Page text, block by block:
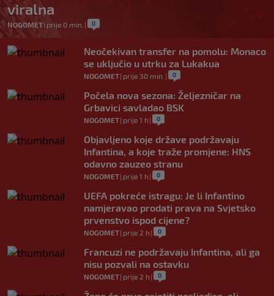
viralna
NOGOMET| prije 0 min. | 0
Neočekivan transfer na pomolu: Monaco
se uključio u utrku za Lukakua
NOGOMET| prije 30 min. | 0
Počela nova sezona: Željezničar na
Grbavici savladao BSK
NOGOMET| prije 1 h | 0
Objavljeno koje države podržavaju
Infantina, a koje traže promjene: HNS
odavno zauzeo stranu
NOGOMET| prije 1 h | 0
UEFA pokreće istragu: Je li Infantino
namjeravao prodati prava na Svjetsko
prvenstvo ispod cijene?
NOGOMET| prije 2 h | 0
Francuzi ne podržavaju Infantina, ali ga
nisu pozvali na ostavku
NOGOMET| prije 2 h | 0